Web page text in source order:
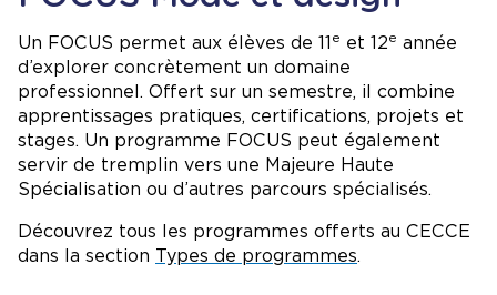
Un FOCUS permet aux élèves de 11 e et 12e année
d’explorer concrètement un domaine
professionnel. Offert sur un semestre, il combine
apprentissages pratiques, certifications, projets et
stages. Un programme FOCUS peut également
servir de tremplin vers une Majeure Haute
Spécialisation ou d’autres parcours spécialisés.
Découvrez tous les programmes offerts au CECCE
dans la section Types de programmes.